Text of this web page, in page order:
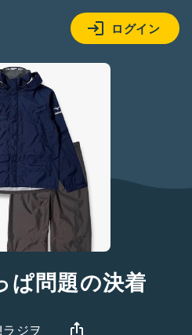
ログイン
問題の決着
ジヲ